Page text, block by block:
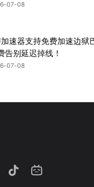
07-08
速器支持免费加速边狱
告别延迟掉线！
07-08